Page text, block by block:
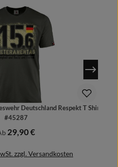
Deutschland Respekt T Shirt
#45287
Preis:
29,90 €
zzgl. Versandkosten